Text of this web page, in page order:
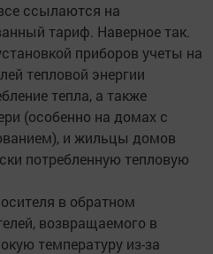
ссылаются на
тариф. Наверное так.
приборов учеты на
тепловой энергии
тепла, а также
(особенно на домах с
и жильцы домов
потребленную тепловую
в обратном
возвращаемого в
температуру из-за